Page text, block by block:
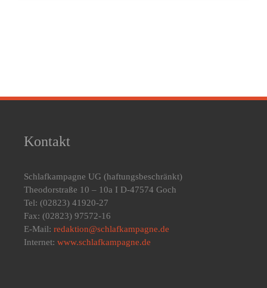
Kontakt
Schlafkampagne UG (haftungsbeschränkt)
Theodorstraße 10 – 10a I D-47574 Goch
Tel: (02823) 41920-27
Fax: (02823) 97572-16
E-Mail: redaktion@schlafkampagne.de
Internet: www.schlafkampagne.de